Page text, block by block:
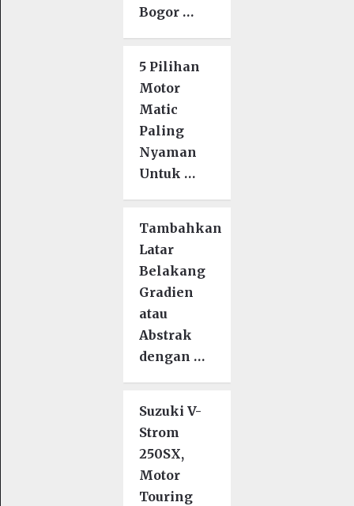
Bogor …
5 Pilihan
Motor
Matic
Paling
Nyaman
Untuk …
Tambahkan
Latar
Belakang
Gradien
atau
Abstrak
dengan …
Suzuki V-
Strom
250SX,
Motor
Touring